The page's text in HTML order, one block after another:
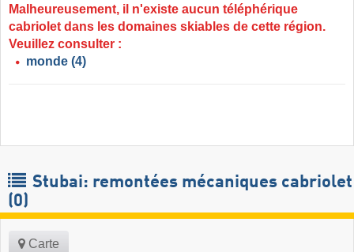
Malheureusement, il n'existe aucun téléphérique
cabriolet dans les domaines skiables de cette région.
Veuillez consulter :
monde (4)
Stubai: remontées mécaniques cabriolet
(0)
Carte